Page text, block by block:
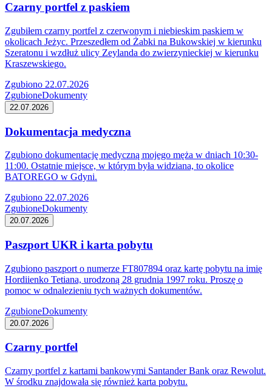
Czarny portfel z paskiem
Zgubiłem czarny portfel z czerwonym i niebieskim paskiem w
okolicach Jeżyc. Przeszedłem od Żabki na Bukowskiej w kierunku
Szeratonu i wzdłuż ulicy Zeylanda do zwierzynieckiej w kierunku
Kraszewskiego.
Zgubiono 22.07.2026
ZgubioneDokumenty
22.07.2026
Dokumentacja medyczna
Zgubiono dokumentację medyczną mojego męża w dniach 10:30-
11:00. Ostatnie miejsce, w którym była widziana, to okolice
BATOREGO w Gdyni.
Zgubiono 22.07.2026
ZgubioneDokumenty
20.07.2026
Paszport UKR i karta pobytu
Zgubiono paszport o numerze FT807894 oraz kartę pobytu na imię
Hordiienko Tetiana, urodzoną 28 grudnia 1997 roku. Proszę o
pomoc w odnalezieniu tych ważnych dokumentów.
ZgubioneDokumenty
20.07.2026
Czarny portfel
Czarny portfel z kartami bankowymi Santander Bank oraz Rewolut.
W środku znajdowała się również karta pobytu.